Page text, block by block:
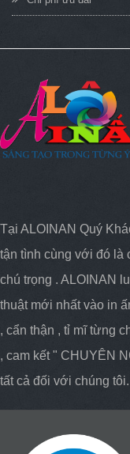
Tại ALOINAN Quý
tận tình cùng với đó
chú trọng . ALOINAN
thuật mới nhất vào in
, cẩn thận , tỉ mĩ từng
, cam kết " CHUYÊN
tất cả đối với chúng tôi.